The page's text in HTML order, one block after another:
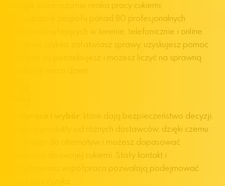
, która rozumie realia pracy cukierni.
Masz wsparcie zespołu ponad 80 profesjonalnych
doradców działających w terenie, telefonicznie i online.
Dzięki temu szybko załatwiasz sprawy, uzyskujesz pomoc
wtedy, gdy jej potrzebujesz i możesz liczyć na sprawną
, które dają bezpieczeństwo decyzji.
Oferujemy produkty od różnych dostawców, dzięki czemu
masz dostęp do alternatyw i możesz dopasować
rozwiązania do swojej cukierni. Stały kontakt i
uporządkowana współpraca pozwalają podejmować